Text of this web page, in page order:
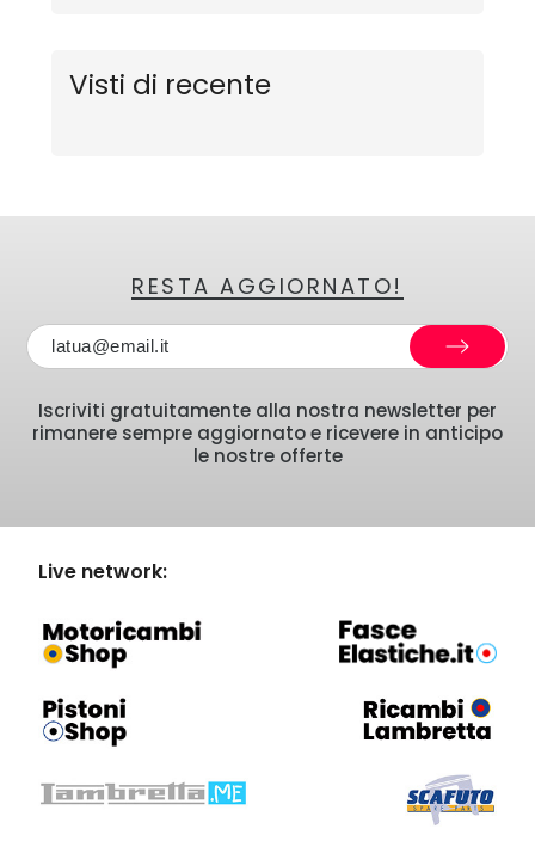
Visti di recente
RESTA AGGIORNATO!
Iscriviti gratuitamente alla nostra newsletter per
rimanere sempre aggiornato e ricevere in anticipo
le nostre offerte
Live network: